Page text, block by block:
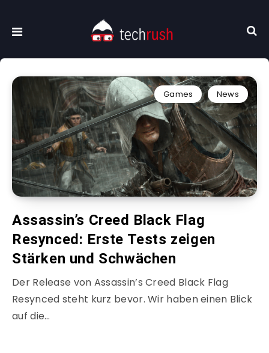
Games News
Assassin’s Creed Black Flag
Resynced: Erste Tests zeigen
Stärken und Schwächen
Der Release von Assassin’s Creed Black Flag
Resynced steht kurz bevor. Wir haben einen Blick
auf die…